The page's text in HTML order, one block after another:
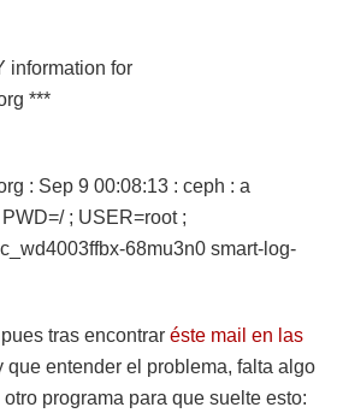
information for
***
: Sep 9 00:08:13 : ceph : a
; USER=root ;
68mu3n0 smart-log-
tras encontrar éste mail en las
que entender el problema, falta algo
programa para que suelte esto: